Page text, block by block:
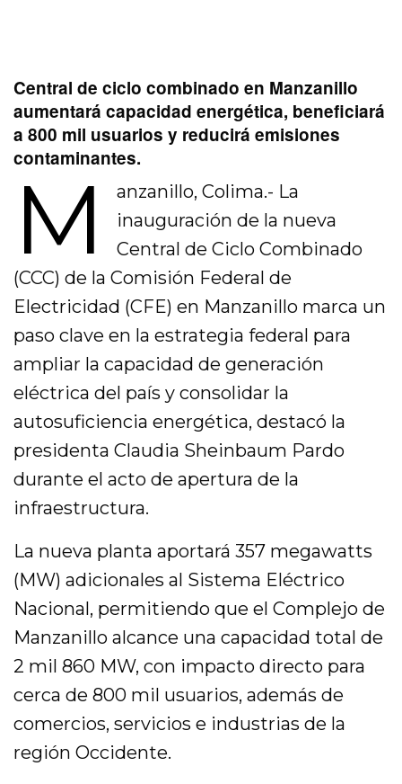
Central de ciclo combinado en Manzanillo
aumentará capacidad energética, beneficiará
a 800 mil usuarios y reducirá emisiones
contaminantes.
M
anzanillo, Colima.- La
inauguración de la nueva
Central de Ciclo Combinado
(CCC) de la Comisión Federal de
Electricidad (CFE) en Manzanillo marca un
paso clave en la estrategia federal para
ampliar la capacidad de generación
eléctrica del país y consolidar la
autosuficiencia energética, destacó la
presidenta Claudia Sheinbaum Pardo
durante el acto de apertura de la
infraestructura.
La nueva planta aportará 357 megawatts
(MW) adicionales al Sistema Eléctrico
Nacional, permitiendo que el Complejo de
Manzanillo alcance una capacidad total de
2 mil 860 MW, con impacto directo para
cerca de 800 mil usuarios, además de
comercios, servicios e industrias de la
región Occidente.